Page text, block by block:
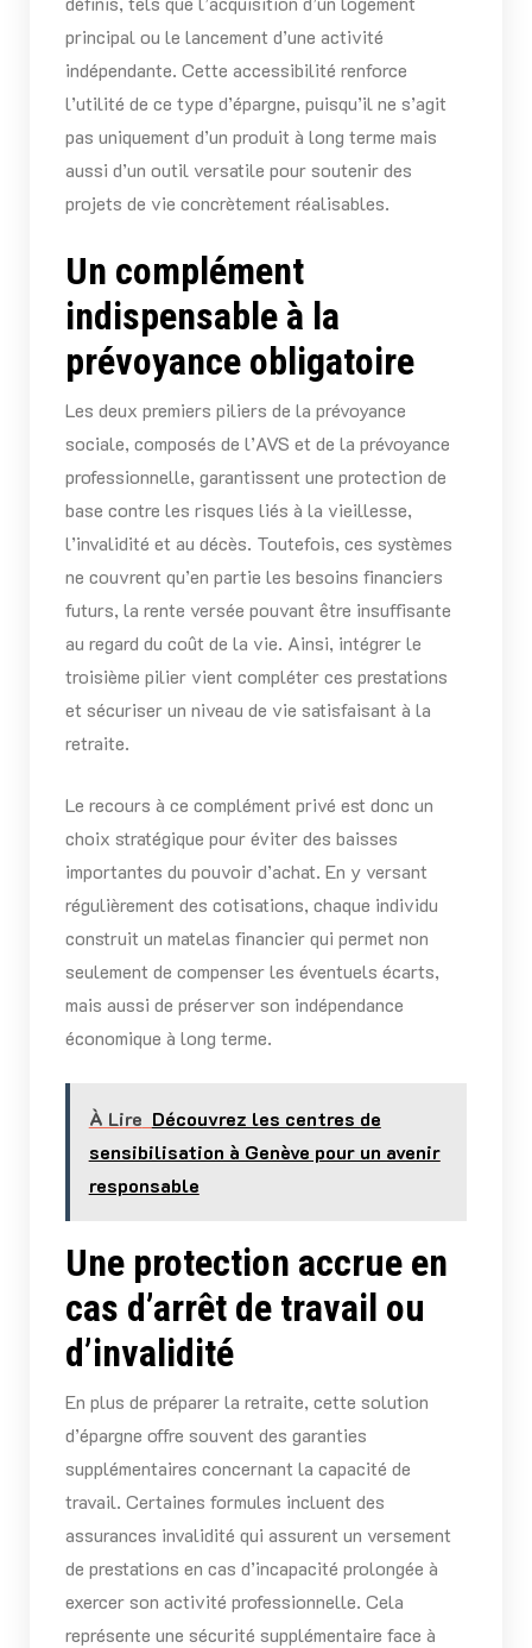
principal ou le lancement d’une activité
indépendante. Cette accessibilité renforce
l’utilité de ce type d’épargne, puisqu’il ne s’agit
pas uniquement d’un produit à long terme mais
aussi d’un outil versatile pour soutenir des
projets de vie concrètement réalisables.
Un complément
indispensable à la
prévoyance obligatoire
Les deux premiers piliers de la prévoyance
sociale, composés de l’AVS et de la prévoyance
professionnelle, garantissent une protection de
base contre les risques liés à la vieillesse,
l’invalidité et au décès. Toutefois, ces systèmes
ne couvrent qu’en partie les besoins financiers
futurs, la rente versée pouvant être insuffisante
au regard du coût de la vie. Ainsi, intégrer le
troisième pilier vient compléter ces prestations
et sécuriser un niveau de vie satisfaisant à la
retraite.
Le recours à ce complément privé est donc un
choix stratégique pour éviter des baisses
importantes du pouvoir d’achat. En y versant
régulièrement des cotisations, chaque individu
construit un matelas financier qui permet non
seulement de compenser les éventuels écarts,
mais aussi de préserver son indépendance
économique à long terme.
À Lire Découvrez les centres de
sensibilisation à Genève pour un avenir
responsable
Une protection accrue en
cas d’arrêt de travail ou
d’invalidité
En plus de préparer la retraite, cette solution
d’épargne offre souvent des garanties
supplémentaires concernant la capacité de
travail. Certaines formules incluent des
assurances invalidité qui assurent un versement
de prestations en cas d’incapacité prolongée à
exercer son activité professionnelle. Cela
représente une sécurité supplémentaire face à